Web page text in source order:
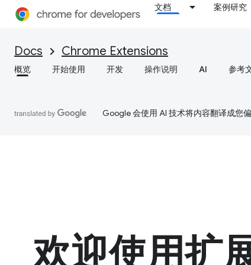
文档 案例研究
Docs Chrome Extensions
概览 开始使用 开发 操作说明 AI 参考
Google 会使用 AI 技术将内容翻译成您
欢迎使用扩